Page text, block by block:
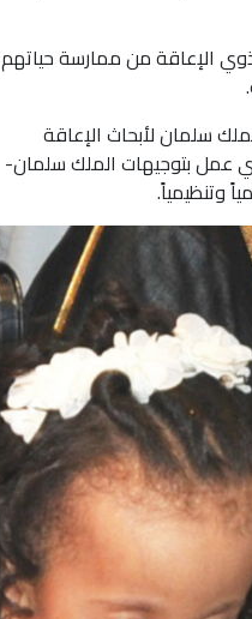
الإعاقة من ممارسة حياتهم
.
سلمان لأبحاث الإعاقة
عمل بتوجيهات الملك سلمان-
وتنظيمياً.